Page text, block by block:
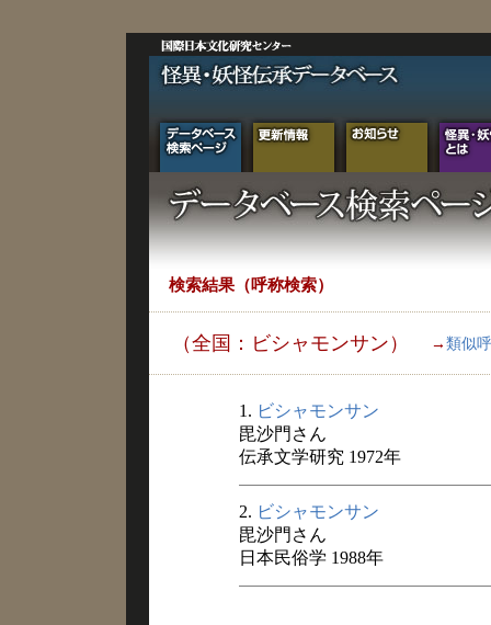
検索結果（呼称検索）
（全国：ビシャモンサン） → 類似
1. ビシャモンサン
毘沙門さん
伝承文学研究 1972年
2. ビシャモンサン
毘沙門さん
日本民俗学 1988年